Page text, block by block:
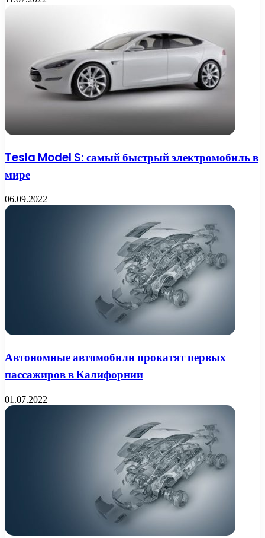
Tesla Model S: самый быстрый электромобиль в
мире
06.09.2022
Автономные автомобили прокатят первых
пассажиров в Калифорнии
01.07.2022